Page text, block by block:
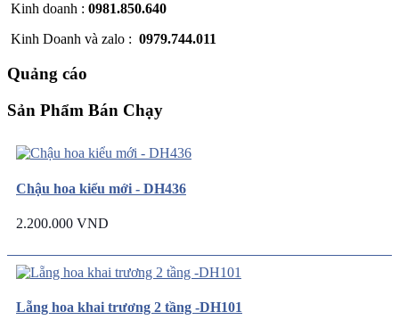
Kinh doanh : 0981.850.640
Kinh Doanh và zalo : 0979.744.011
Quảng cáo
Sản Phẩm Bán Chạy
Chậu hoa kiểu mới - DH436
2.200.000 VND
Lẵng hoa khai trương 2 tầng -DH101